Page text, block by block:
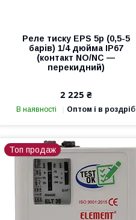
Реле тиску EPS 5p (0,5-5
барів) 1/4 дюйма IP67
(контакт NO/NC —
перекидний)
2 225 ₴
В наявності Оптом і в роздріб
Топ продаж